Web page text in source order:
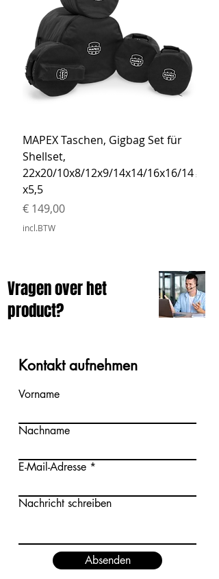
MAPEX Taschen, Gigbag Set für
Shellset,
22x20/10x8/12x9/14x14/16x16/14
x5,5
Prijs
€ 149,00
incl.BTW
Prijs
€
Vragen over het
product?
Kontakt aufnehmen
Vorname
Nachname
E-Mail-Adresse
Nachricht schreiben
Absenden